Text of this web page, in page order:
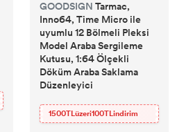
GOODSIGN Tarmac,
Inno64, Time Micro ile
uyumlu 12 Bölmeli Pleksi
Model Araba Sergileme
Kutusu, 1:64 Ölçekli
Döküm Araba Saklama
Düzenleyici
1500TLüzeri100TLindirim